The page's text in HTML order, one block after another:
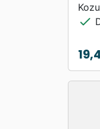
check
Prix